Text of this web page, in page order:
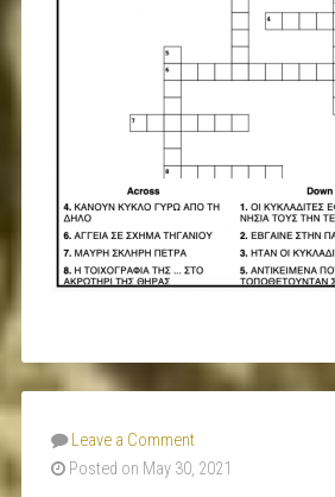
Leave a Comment
Posted on May 30, 2021